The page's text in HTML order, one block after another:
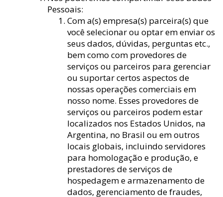
Pessoais:
Com a(s) empresa(s) parceira(s) que
você selecionar ou optar em enviar os
seus dados, dúvidas, perguntas etc.,
bem como com provedores de
serviços ou parceiros para gerenciar
ou suportar certos aspectos de
nossas operações comerciais em
nosso nome. Esses provedores de
serviços ou parceiros podem estar
localizados nos Estados Unidos, na
Argentina, no Brasil ou em outros
locais globais, incluindo servidores
para homologação e produção, e
prestadores de serviços de
hospedagem e armazenamento de
dados, gerenciamento de fraudes,